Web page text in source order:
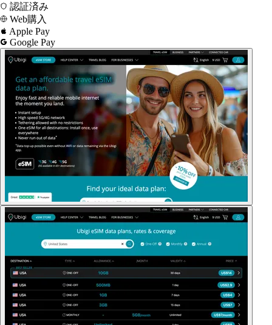
認証済み
Web購入
Apple Pay
Google Pay